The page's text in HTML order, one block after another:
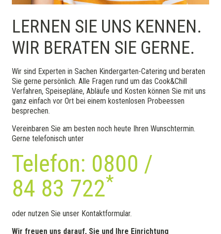
LERNEN SIE UNS KENNEN.
WIR BERATEN SIE GERNE.
Wir sind Experten in Sachen Kindergarten-Catering und beraten
Sie gerne persönlich. Alle Fragen rund um das Cook&Chill
Verfahren, Speisepläne, Abläufe und Kosten können Sie mit uns
ganz einfach vor Ort bei einem kostenlosen Probeessen
besprechen.
Vereinbaren Sie am besten noch heute Ihren Wunschtermin.
Gerne telefonisch unter
Telefon: 0800 /
84 83 722*
oder nutzen Sie unser Kontaktformular.
Wir freuen uns darauf, Sie und Ihre Einrichtung